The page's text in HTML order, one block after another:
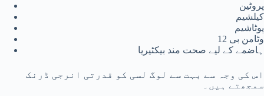
پروٹین
کیلشیم
پوٹاشیم
وٹامن بی 12
ہاضمے کے لیے صحت مند بیکٹیریا
اس کی وجہ سے بہت سے لوگ لسی کو قدرتی انرجی ڈرنک
سمجھتے ہیں۔